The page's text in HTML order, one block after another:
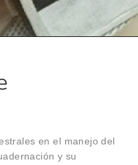
en el manejo del
y su